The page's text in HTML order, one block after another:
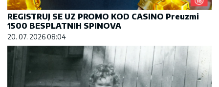
REGISTRUJ SE UZ PROMO KOD CASINO Preuzmi
1500 BESPLATNIH SPINOVA
20. 07. 2026 08:04